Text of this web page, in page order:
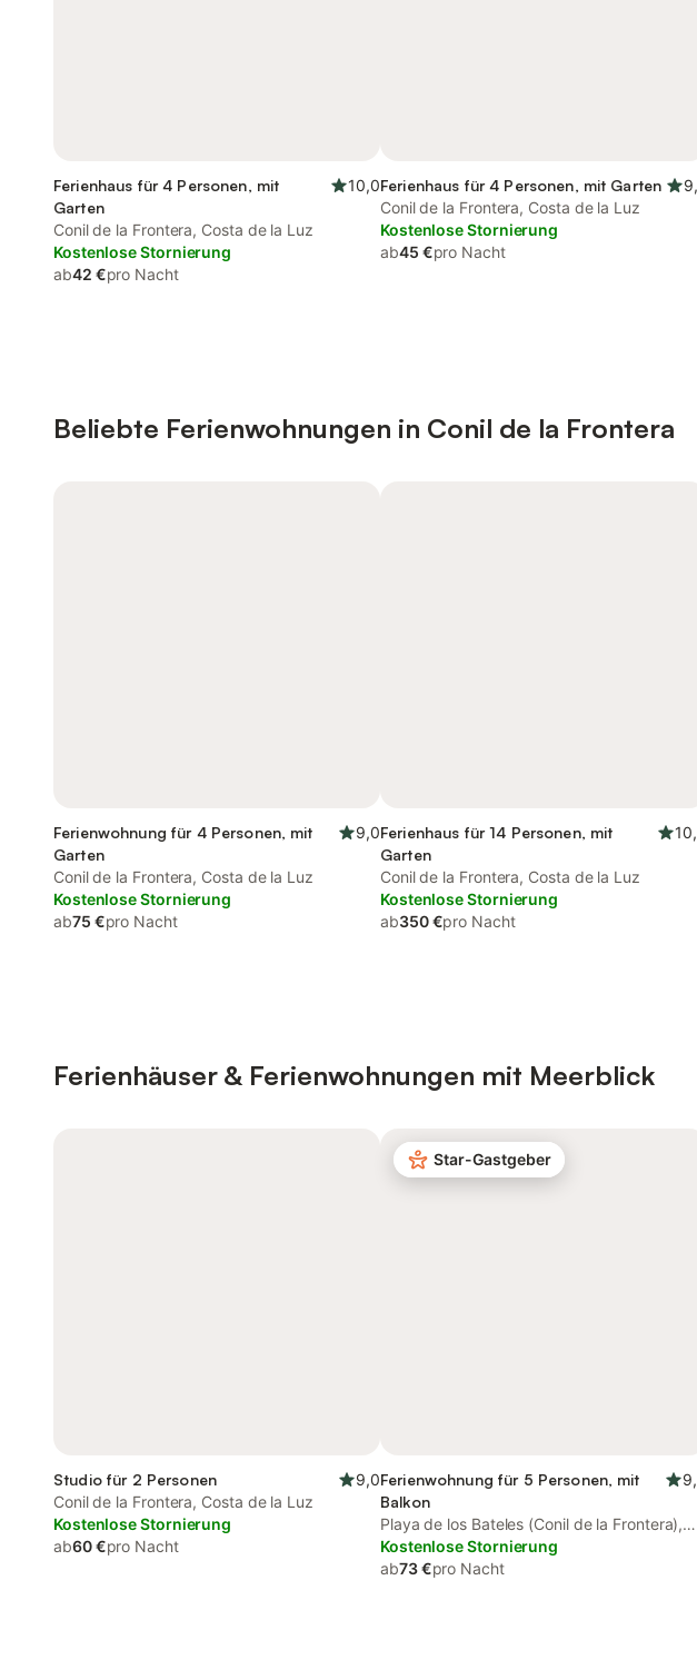
Ferienhaus für 4 Personen, mit
Garten
10,0
Conil de la Frontera, Costa de la Luz
Kostenlose Stornierung
ab42 €pro Nacht
Ferienhaus für 4 Personen, mit Garten
Conil de la Frontera, Costa de la Luz
Kostenlose Stornierung
ab45 €pro Nacht
Beliebte Ferienwohnungen in Conil de la Frontera
Ferienwohnung für 4 Personen, mit
Garten
9,0
Conil de la Frontera, Costa de la Luz
Kostenlose Stornierung
ab75 €pro Nacht
Ferienhaus für 14 Personen, mit
Garten
Conil de la Frontera, Costa de la Luz
Kostenlose Stornierung
ab350 €pro Nacht
Ferienhäuser & Ferienwohnungen mit Meerblick
Studio für 2 Personen
9,0
Conil de la Frontera, Costa de la Luz
Kostenlose Stornierung
ab60 €pro Nacht
Star-Gastgeber
Ferienwohnung für 5 Personen, mit
Balkon
Playa de los Bateles (Conil de la Frontera),
Conil de la Frontera
Kostenlose Stornierung
ab73 €pro Nacht